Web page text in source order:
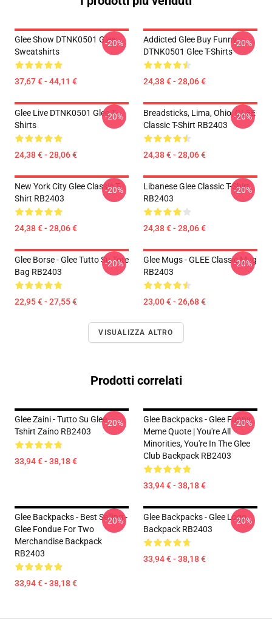
Glee Show DTNK0501 Glee
Sweatshirts
37,67 € - 44,11 €
-20%
Addicted Glee Buy Funny
DTNK0501 Glee T-Shirts
24,38 € - 28,06 €
-20%
Glee Live DTNK0501 Glee T-
Shirts
24,38 € - 28,06 €
-20%
Breadsticks, Lima, Ohio, GLEE
Classic T-Shirt RB2403
24,38 € - 28,06 €
-20%
New York City Glee Classic T-
Shirt RB2403
24,38 € - 28,06 €
-20%
Libanese Glee Classic T-Shirt
RB2403
24,38 € - 28,06 €
-20%
Glee Borse - Glee Tutto Su Tote
Bag RB2403
22,95 € - 27,55 €
-20%
Glee Mugs - GLEE Classic Mug
RB2403
23,00 € - 26,68 €
-20%
VISUALIZZA ALTRO
Prodotti correlati
Glee Zaini - Tutto Su Glee
Tshirt Zaino RB2403
33,94 € - 38,18 €
-20%
Glee Backpacks - Glee Funny
Meme Quote | You're All
Minorities, You're In The Glee
Club Backpack RB2403
33,94 € - 38,18 €
-20%
Glee Backpacks - Best Selling -
Glee Fondue For Two
Merchandise Backpack
RB2403
33,94 € - 38,18 €
-20%
Glee Backpacks - Glee Logo
Backpack RB2403
33,94 € - 38,18 €
-20%